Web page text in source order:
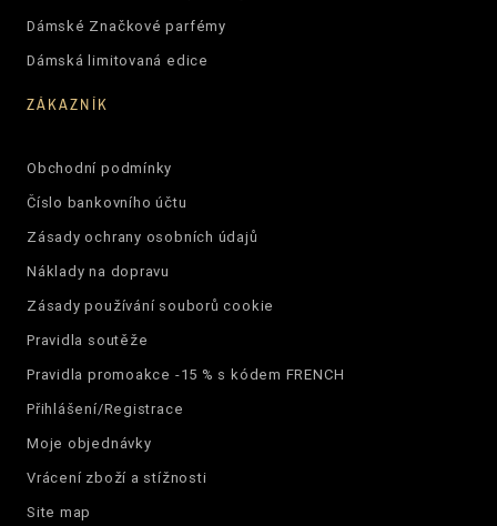
Dámské Značkové parfémy
Dámská limitovaná edice
ZÁKAZNÍK
Obchodní podmínky
Číslo bankovního účtu
Zásady ochrany osobních údajů
Náklady na dopravu
Zásady používání souborů cookie
Pravidla soutěže
Pravidla promoakce -15 % s kódem FRENCH
Přihlášení/Registrace
Moje objednávky
Vrácení zboží a stížnosti
Site map